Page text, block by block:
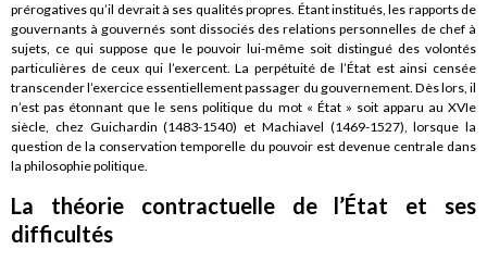
prérogatives qu’il devrait à ses qualités propres. Étant institués, les rapports de
gouvernants à gouvernés sont dissociés des relations personnelles de chef à
sujets, ce qui suppose que le pouvoir lui-même soit distingué des volontés
particulières de ceux qui l’exercent. La perpétuité de l’État est ainsi censée
transcender l’exercice essentiellement passager du gouvernement. Dès lors, il
n’est pas étonnant que le sens politique du mot « État » soit apparu au XVIe
siècle, chez Guichardin (1483-1540) et Machiavel (1469-1527), lorsque la
question de la conservation temporelle du pouvoir est devenue centrale dans
la philosophie politique.
La théorie contractuelle de l’État et ses
difficultés